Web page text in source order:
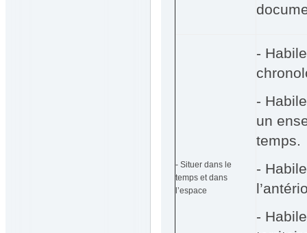
- Situer dans le
temps et dans
l’espace
-
-
un
temps.
-
-